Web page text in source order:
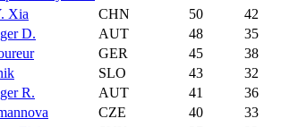
Xia CHN 50
42
D. AUT 48
35
GER 45
38
SLO 43
32
R. AUT 41
36
CZE 40
33